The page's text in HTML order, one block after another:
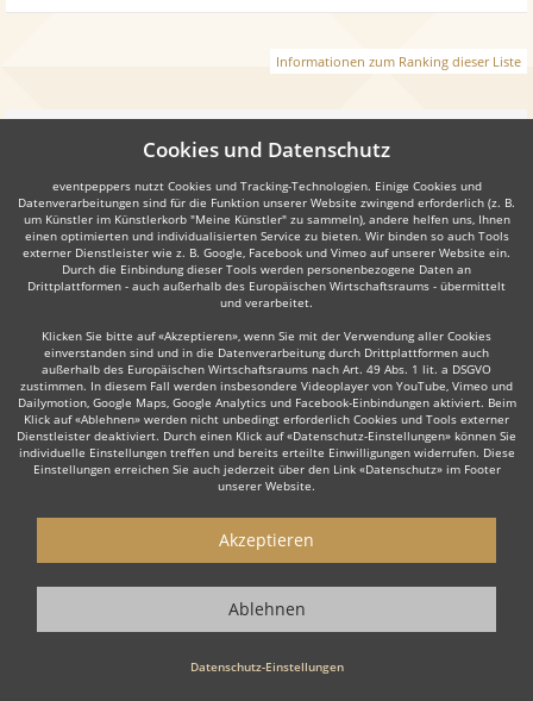
Informationen zum Ranking dieser Liste
Weiter
Auch interessant:
Irish Folk Country Salonmusik-Ensemble Klassik-
Sie interessanten Bands - also z. B. bestimmte Akustik Duos. Diesen
Button finden Sie auf den jeweiligen Künstler-Profil-Seiten der Musiker.
Cookies und Datenschutz
eventpeppers nutzt Cookies und Tracking-Technologien. Einige Cookies und
Datenverarbeitungen sind für die Funktion unserer Website zwingend erforderlich (z. B.
um Künstler im Künstlerkorb "Meine Künstler" zu sammeln), andere helfen uns, Ihnen
einen optimierten und individualisierten Service zu bieten. Wir binden so auch Tools
externer Dienstleister wie z. B. Google, Facebook und Vimeo auf unserer Website ein.
Durch die Einbindung dieser Tools werden personenbezogene Daten an
Drittplattformen - auch außerhalb des Europäischen Wirtschaftsraums - übermittelt
und verarbeitet.
Klicken Sie bitte auf «Akzeptieren», wenn Sie mit der Verwendung aller Cookies
einverstanden sind und in die Datenverarbeitung durch Drittplattformen auch
außerhalb des Europäischen Wirtschaftsraums nach Art. 49 Abs. 1 lit. a DSGVO
zustimmen. In diesem Fall werden insbesondere Videoplayer von YouTube, Vimeo und
Dailymotion, Google Maps, Google Analytics und Facebook-Einbindungen aktiviert. Beim
Klick auf «Ablehnen» werden nicht unbedingt erforderlich Cookies und Tools externer
Dienstleister deaktiviert. Durch einen Klick auf «Datenschutz-Einstellungen» können Sie
individuelle Einstellungen treffen und bereits erteilte Einwilligungen widerrufen. Diese
Einstellungen erreichen Sie auch jederzeit über den Link «Datenschutz» im Footer
unserer Website.
Datenschutz-Einstellungen
Akzeptieren
Ablehnen